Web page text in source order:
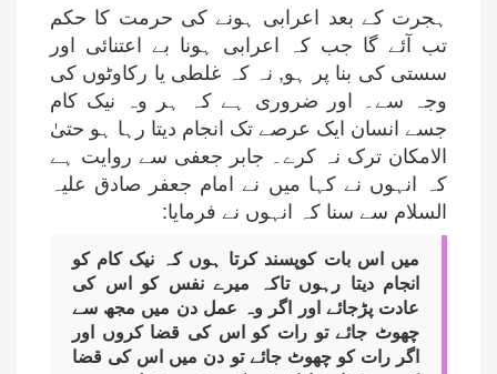
ہجرت کے بعد اعرابی ہونے کی حرمت کا حکم
تب آئے گا جب کہ اعرابی ہونا بے اعتنائی اور
سستی کی بنا پر ہو, نہ کہ غلطی یا رکاوٹوں کی
وجہ سے۔ اور ضروری ہے کہ ہر وہ نیک کام
جسے انسان ایک عرصے تک انجام دیتا رہا ہو حتیٰ
الامکان ترک نہ کرے۔ جابر جعفی سے روایت ہے
کہ انہوں نے کہا میں نے امام جعفر صادق علیہ
السلام سے سنا کہ انہوں نے فرمایا:
میں اس بات کوپسند کرتا ہوں کہ نیک کام کو
انجام دیتا رہوں تاکہ میرے نفس کو اس کی
عادت پڑجائے اور اگر وہ عمل دن میں مجھ سے
چھوٹ جائے تو رات کو اس کی قضا کروں اور
اگر رات کو چھوٹ جائے تو دن میں اس کی قضا